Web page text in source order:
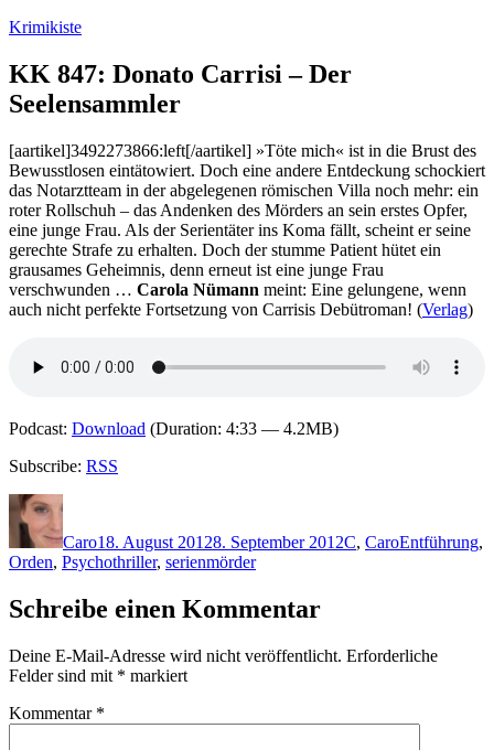
Zum
springen
Krimikiste
KK 847: Donato Carrisi – Der
Seelensammler
[aartikel]3492273866:left[/aartikel] »Töte mich« ist in die Brust des
Bewusstlosen eintätowiert. Doch eine andere Entdeckung schockiert
das Notarztteam in der abgelegenen römischen Villa noch mehr: ein
roter Rollschuh – das Andenken des Mörders an sein erstes Opfer,
eine junge Frau. Als der Serientäter ins Koma fällt, scheint er seine
gerechte Strafe zu erhalten. Doch der stumme Patient hütet ein
grausames Geheimnis, denn erneut ist eine junge Frau
verschwunden … Carola Nümann meint: Eine gelungene, wenn
auch nicht perfekte Fortsetzung von Carrisis Debütroman! (Verlag)
Podcast: Download (Duration: 4:33 — 4.2MB)
Subscribe: RSS
Autor
Caro18. August 20128. September 2012C, CaroEntführung,
Orden, Psychothriller, serienmörder
Schreibe einen Kommentar
Deine E-Mail-Adresse wird nicht veröffentlicht. Erforderliche
Felder sind mit * markiert
Kommentar *